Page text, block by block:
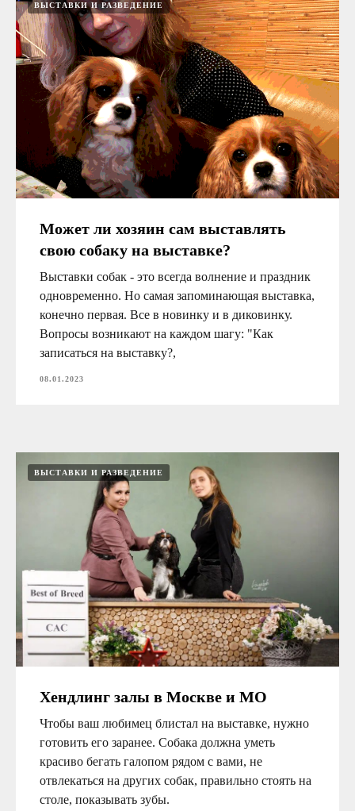
ВЫСТАВКИ И РАЗВЕДЕНИЕ
Может ли хозяин сам выставлять
свою собаку на выставке?
Выставки собак - это всегда волнение и праздник
одновременно. Но самая запоминающая выставка,
конечно первая. Все в новинку и в диковинку.
Вопросы возникают на каждом шагу: "Как
записаться на выставку?,
08.01.2023
ВЫСТАВКИ И РАЗВЕДЕНИЕ
Хендлинг залы в Москве и МО
Чтобы ваш любимец блистал на выставке, нужно
готовить его заранее. Собака должна уметь
красиво бегать галопом рядом с вами, не
отвлекаться на других собак, правильно стоять на
столе, показывать зубы.